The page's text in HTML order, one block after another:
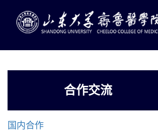
合作交流
国内合作